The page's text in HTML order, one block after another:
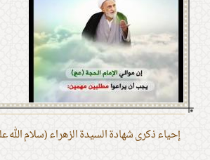
إحياء ذكرى شهادة السيدة الزهراء (سلام الله